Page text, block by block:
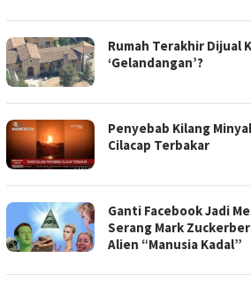
Rumah Terakhir Dijual
‘Gelandangan’?
Penyebab Kilang
Cilacap Terbakar
Ganti Facebook Jadi
Serang Mark
Alien “Manusia Kadal”